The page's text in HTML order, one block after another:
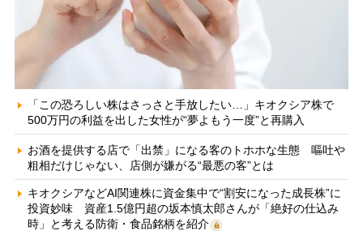
「この恐ろしい株はさっさと手放したい…」キオクシア株で
500万円の利益を出した女性が“夢よもう一度”と再購入
お酒を提供する店で「出禁」になる客のトホホな生態 嘔吐や
粗相だけじゃない、店側が嫌がる“最悪の客”とは
キオクシアなどAI関連株に資金集中で“割安になった成長株”に
投資妙味 資産1.5億円超の坂本慎太郎さんが「絶好の仕込み
時」と考える防衛・食品銘柄を紹介